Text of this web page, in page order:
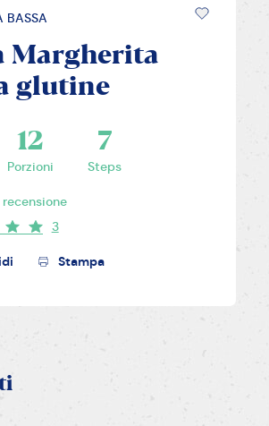
BASSA
Margherita
glutine
12
Porzioni
7
Steps
3
Stampa